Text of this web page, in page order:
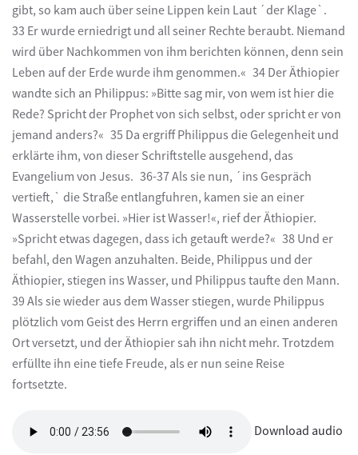
gibt, so kam auch über seine Lippen kein Laut ´der Klage`.
33 Er wurde erniedrigt und all seiner Rechte beraubt. Niemand
wird über Nachkommen von ihm berichten können, denn sein
Leben auf der Erde wurde ihm genommen.« 34 Der Äthiopier
wandte sich an Philippus: »Bitte sag mir, von wem ist hier die
Rede? Spricht der Prophet von sich selbst, oder spricht er von
jemand anders?« 35 Da ergriff Philippus die Gelegenheit und
erklärte ihm, von dieser Schriftstelle ausgehend, das
Evangelium von Jesus. 36-37 Als sie nun, ´ins Gespräch
vertieft,` die Straße entlangfuhren, kamen sie an einer
Wasserstelle vorbei. »Hier ist Wasser!«, rief der Äthiopier.
»Spricht etwas dagegen, dass ich getauft werde?« 38 Und er
befahl, den Wagen anzuhalten. Beide, Philippus und der
Äthiopier, stiegen ins Wasser, und Philippus taufte den Mann.
39 Als sie wieder aus dem Wasser stiegen, wurde Philippus
plötzlich vom Geist des Herrn ergriffen und an einen anderen
Ort versetzt, und der Äthiopier sah ihn nicht mehr. Trotzdem
erfüllte ihn eine tiefe Freude, als er nun seine Reise
fortsetzte.
Download audio